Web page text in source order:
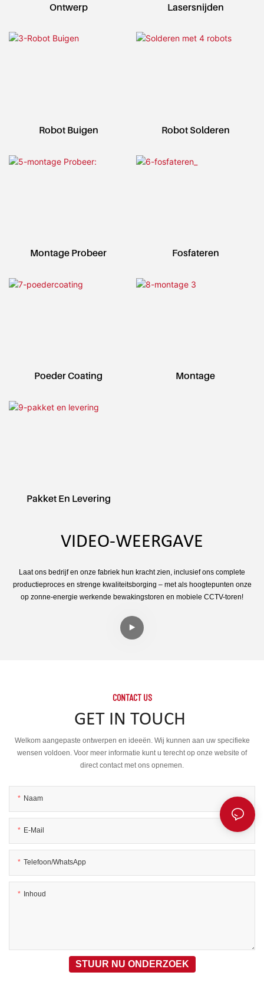
Ontwerp Lasersnijden
Robot Buigen Robot Solderen
Montage Probeer Fosfateren
Poeder Coating Montage
Pakket En Levering
VIDEO-WEERGAVE
Laat ons bedrijf en onze fabriek hun kracht zien, inclusief ons complete
productieproces en strenge kwaliteitsborging – met als hoogtepunten onze
op zonne-energie werkende bewakingstoren en mobiele CCTV-toren!
CONTACT US
GET IN TOUCH
Welkom aangepaste ontwerpen en ideeën. Wij kunnen aan uw specifieke
wensen voldoen. Voor meer informatie kunt u terecht op onze website of
direct contact met ons opnemen.
Naam
E-Mail
Telefoon/WhatsApp
Inhoud
STUUR NU ONDERZOEK